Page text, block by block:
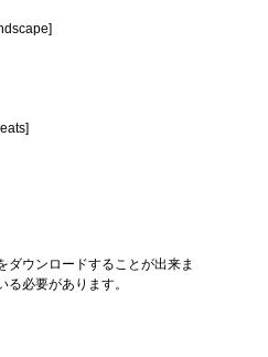
ウンロードすることが出来ま
必要があります。